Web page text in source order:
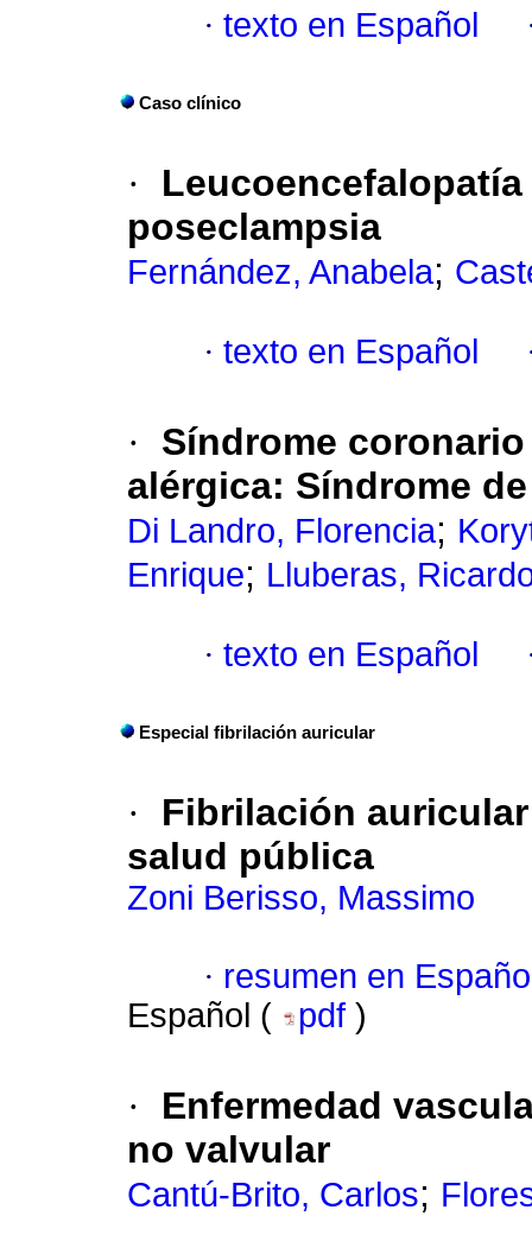
· texto en Español
Caso clínico
·
poseclampsia
Fernández, Anabela;
· texto en Español
·
Síndrome
alérgica: Síndrome
Di Landro, Florencia;
Enrique; Lluberas,
· texto en Español
Especial fibrilación auricular
· Fibrilación auricular
salud pública
Zoni Berisso, Massimo
· resumen en
Español (
pdf )
·
Enfermedad
no valvular
Cantú-Brito, Carlos;